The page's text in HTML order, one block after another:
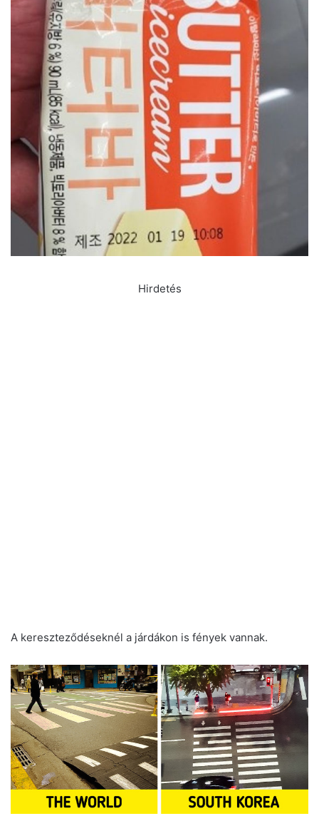
Hirdetés
A kereszteződéseknél a járdákon is fények vannak.